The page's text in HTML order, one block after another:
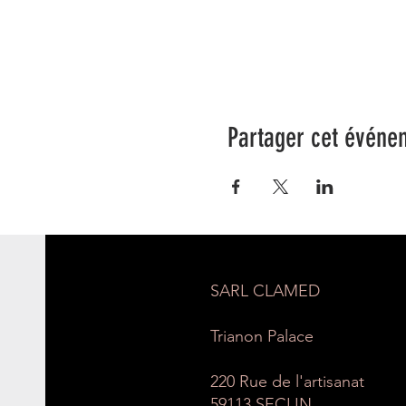
Partager cet
SARL CLAMED
Trianon Palace
220 Rue de l'artisanat